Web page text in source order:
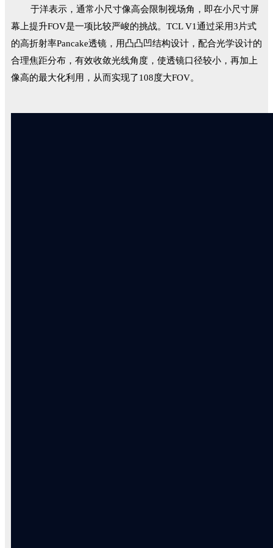
于洋表示，通常小尺寸像高会限制视场角，即在小尺寸屏
幕上提升FOV是一项比较严峻的挑战。TCL V1通过采用3片式
的高折射率Pancake透镜，用凸凸凹结构设计，配合光学设计的
合理焦距分布，有效收敛光线角度，使透镜口径较小，再加上
像高的最大化利用，从而实现了108度大FOV。